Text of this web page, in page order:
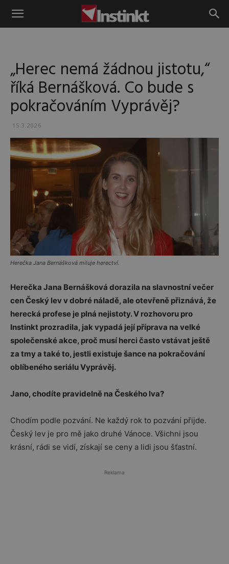
Instinkt
„Herec nemá žádnou jistotu,“
říká Bernášková. Co bude s
pokračováním Vyprávěj?
15.3.2026
Herečka Jana Bernášková miluje herectví.
Herečka Jana Bernášková dorazila na slavnostnívečer
cen Český levvdobré náladě, aleotevřeně přiznává, že
herecká profese je plná nejistoty.V rozhovoru pro
Instinkt prozradila, jak vypadá její příprava na velké
společenskéakce, proč musí herci častovstávat ještě
za tmya takéto, jestli existuje šance na pokračování
oblíbeného seriáluVyprávěj.
Jano, chodíte pravidelně na Českého lva?
Chodím podle pozvání. Ne každý rok to pozvání přijde.
Český lev je pro mě jako druhé Vánoce. Všichni jsou
krásní, rádi se vidí, získají se ceny a lidi jsou šťastní.
Reklama